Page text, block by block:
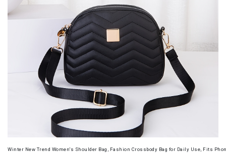
Winter New Trend Women's Shoulder Bag, Fashion Crossbody Bag for Daily Use, Fits